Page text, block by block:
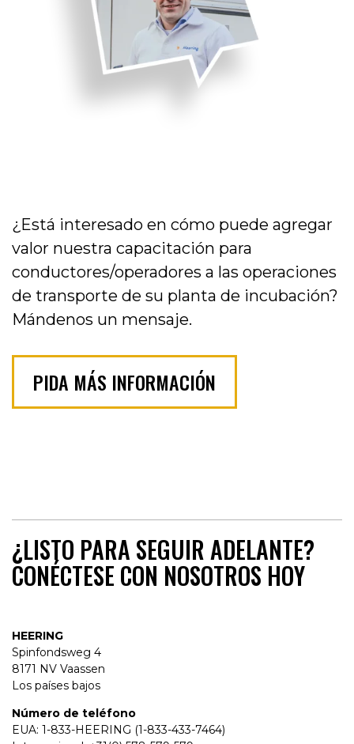
¿Está interesado en cómo puede agregar
valor nuestra capacitación para
conductores/operadores a las operaciones
de transporte de su planta de incubación?
Mándenos un mensaje.
PIDA MÁS INFORMACIÓN
¿LISTO PARA SEGUIR ADELANTE?
CONÉCTESE CON NOSOTROS HOY
HEERING
Spinfondsweg 4
8171 NV Vaassen
Los países bajos
Número de teléfono
EUA: 1-833-HEERING (1-833-433-7464)